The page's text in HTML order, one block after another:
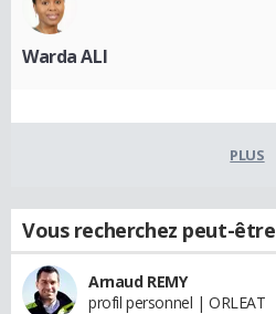
Warda ALI
PLUS
Vous recherchez peut-être
Arnaud REMY
profil personnel | ORLEAT